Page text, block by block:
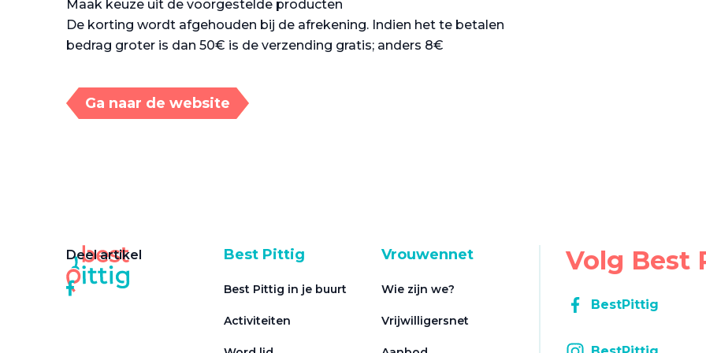
Maak keuze uit de voorgestelde producten
De korting wordt afgehouden bij de afrekening. Indien het te betalen
bedrag groter is dan 50€ is de verzending gratis; anders 8€
Ga naar de website
Deel artikel Best Pittig
Best Pittig in je buurt
Activiteiten
Vrouwennet
Wie zijn we?
Vrijwilligersnet
Volg Best
BestPittig